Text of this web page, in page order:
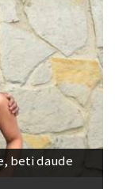
beti daude